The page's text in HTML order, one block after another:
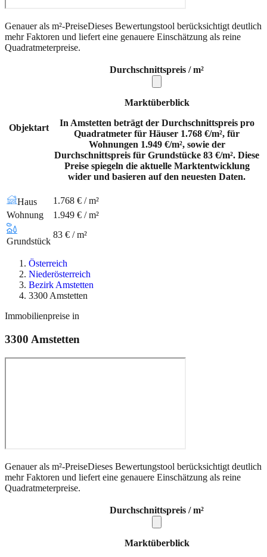
Genauer als m²-PreiseDieses Bewertungstool berücksichtigt deutlich
mehr Faktoren und liefert eine genauere Einschätzung als reine
Quadratmeterpreise.
Objektart
Durchschnittspreis / m²
Marktüberblick
In Amstetten beträgt der Durchschnittspreis pro
Quadratmeter für Häuser 1.768 €/m², für
Wohnungen 1.949 €/m², sowie der
Durchschnittspreis für Grundstücke 83 €/m². Diese
Preise spiegeln die aktuelle Marktentwicklung
wider und basieren auf den neuesten Daten.
Haus
1.768 € / m²
Wohnung
1.949 € / m²
Grundstück
83 € / m²
Österreich
Niederösterreich
Bezirk Amstetten
3300 Amstetten
Immobilienpreise in
3300 Amstetten
Genauer als m²-PreiseDieses Bewertungstool berücksichtigt deutlich
mehr Faktoren und liefert eine genauere Einschätzung als reine
Quadratmeterpreise.
Durchschnittspreis / m²
Marktüberblick